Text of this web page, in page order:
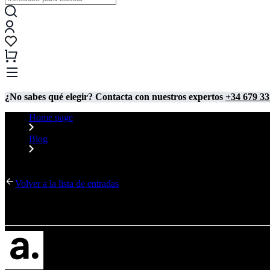
¿No sabes qué elegir? Contacta con nuestros expertos +34 679
Home page
Blog
Volver a la lista de entradas